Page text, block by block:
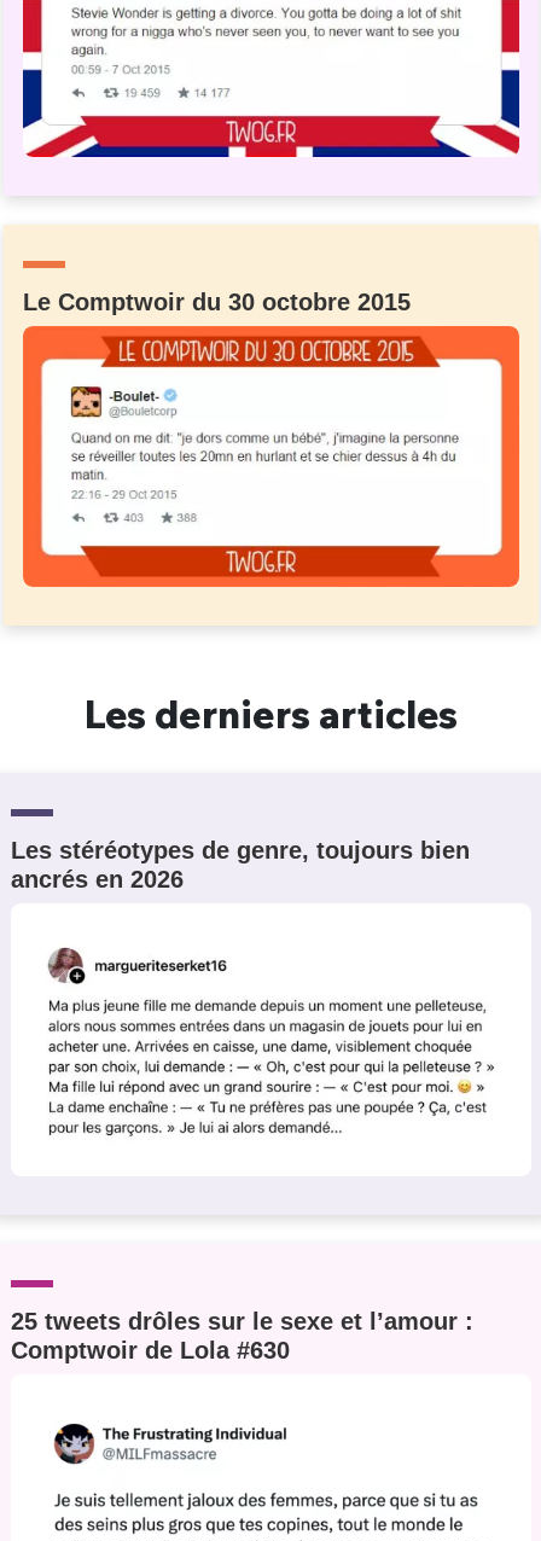
Le Comptwoir du 30 octobre 2015
Les derniers articles
Les stéréotypes de genre, toujours bien
ancrés en 2026
25 tweets drôles sur le sexe et l’amour :
Comptwoir de Lola #630
Un Thread
C'EST PARTI